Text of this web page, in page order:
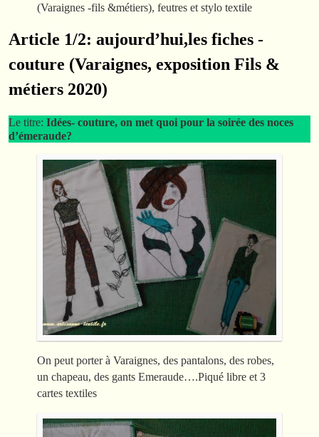
(Varaignes -fils &métiers), feutres et stylo textile
Article 1/2: aujourd’hui,les fiches -
couture (Varaignes, exposition Fils &
métiers 2020)
Le titre: Idées- couture, on met quoi pour la soirée des noces
d’émeraude?
On peut porter à Varaignes, des pantalons, des robes,
un chapeau, des gants Emeraude….Piqué libre et 3
cartes textiles